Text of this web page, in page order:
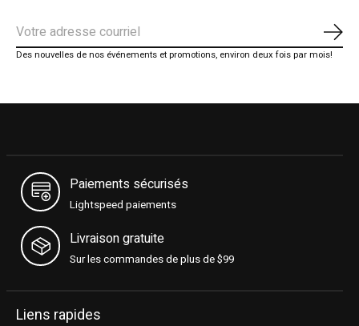
Des nouvelles de nos événements et promotions, environ deux fois par mois!
Paiements sécurisés
Lightspeed paiements
Livraison gratuite
Sur les commandes de plus de $99
Liens rapides